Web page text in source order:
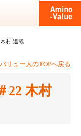
村 達哉
リュー人のTOPへ戻る
22 木村